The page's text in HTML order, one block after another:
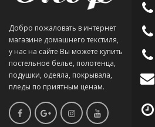
Добро пожаловать в интернет
магазине домашнего текстиля,
у нас на сайте Вы можете купить
постельное белье, полотенца,
подушки, одеяла, покрывала,
пледы по приятным ценам.